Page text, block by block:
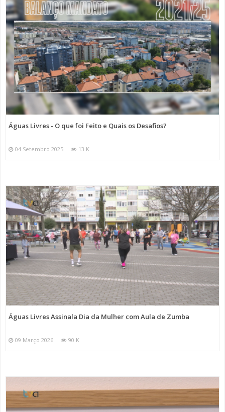
Águas Livres - O que foi Feito e Quais os Desafios?
04 Setembro 2025 13 K
Águas Livres Assinala Dia da Mulher com Aula de Zumba
09 Março 2026 90 K